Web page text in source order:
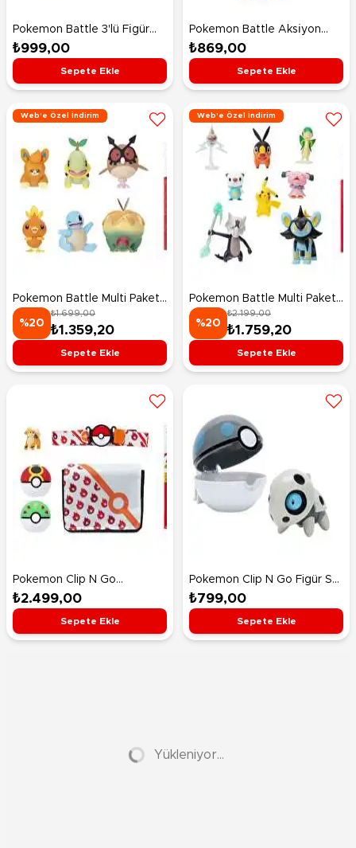
Pokemon Battle 3'lü Fi̇gür
Seti̇ Piplup Primeape
Impidimp
₺999,00
Sepete Ekle
Pokemon Battle Aksi̇yon
Fi̇gürler Quaquaval
₺869,00
Sepete Ekle
Web'e Özel İndirim
Pokemon Battle Multi Paket
6’lı Figür Seti
%20
₺1.699,00
₺1.359,20
Sepete Ekle
Web'e Özel İndirim
Pokemon Battle Multi Paket
8’li Figür Seti
%20
₺2.199,00
₺1.759,20
Sepete Ekle
Pokemon Clip N Go
Bandolier Büyük Set
PKW4172
₺2.499,00
Sepete Ekle
Pokemon CIip N Go Figür S2
Aron ve Heavy Ball
₺799,00
Sepete Ekle
Yükleniyor...